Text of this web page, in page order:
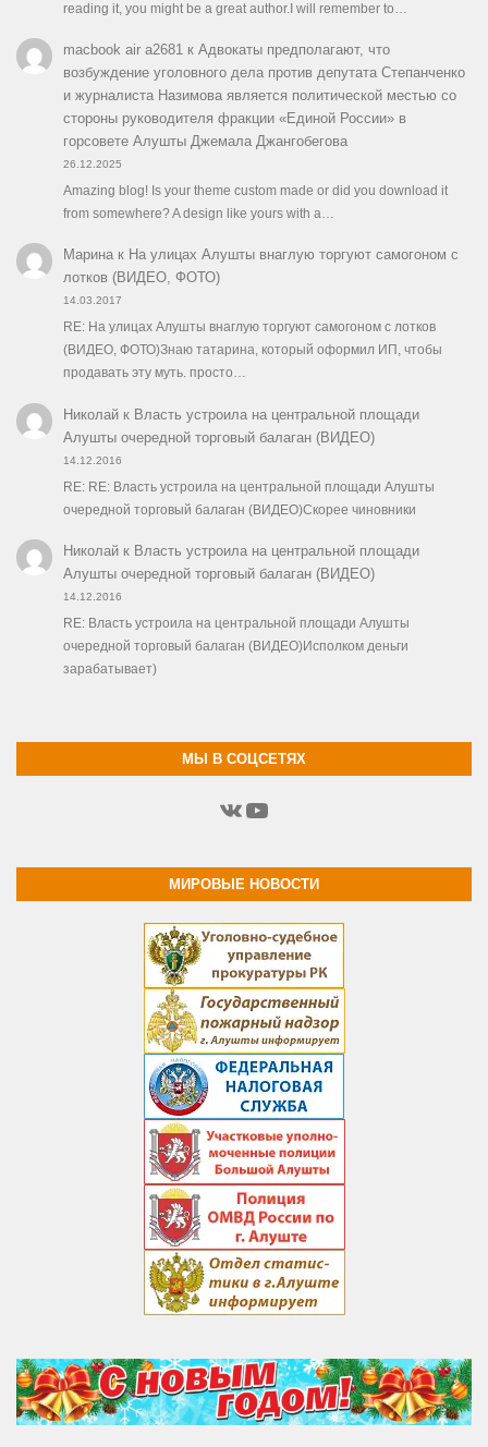
reading it, you might be a great author.I will remember to…
macbook air a2681 к Адвокаты предполагают, что
возбуждение уголовного дела против депутата Степанченко
и журналиста Назимова является политической местью со
стороны руководителя фракции «Единой России» в
горсовете Алушты Джемала Джангобегова
26.12.2025
Amazing blog! Is your theme custom made or did you download it
from somewhere? A design like yours with a…
Маринак На улицах Алушты внаглую торгуют самогоном с
лотков (ВИДЕО, ФОТО)
14.03.2017
RE: На улицах Алушты внаглую торгуют самогоном с лотков
(ВИДЕО, ФОТО)Знаю татарина, который оформил ИП, чтобы
продавать эту муть. просто…
Николайк Власть устроила на центральной площади
Алушты очередной торговый балаган (ВИДЕО)
14.12.2016
RE: RE: Власть устроила на центральной площади Алушты
очередной торговый балаган (ВИДЕО)Скорее чиновники
Николайк Власть устроила на центральной площади
Алушты очередной торговый балаган (ВИДЕО)
14.12.2016
RE: Власть устроила на центральной площади Алушты
очередной торговый балаган (ВИДЕО)Исполком деньги
зарабатывает)
МЫ В СОЦСЕТЯХ
ВКонтакте
YouTube
МИРОВЫЕ НОВОСТИ